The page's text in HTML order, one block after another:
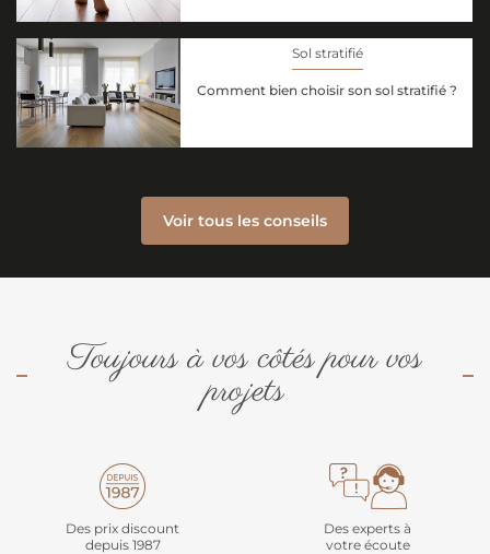
Sol stratifié
Comment bien choisir son sol stratifié ?
Voir tous les conseils
Toujours à vos côtés pour vos
projets
Des prix discount
depuis 1987
Des experts à
votre écoute